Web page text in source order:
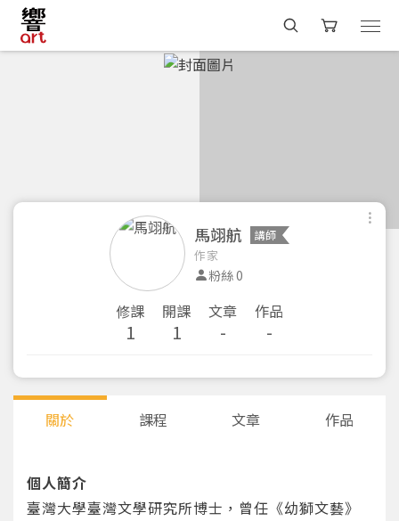
馬翊航 講師
作家
粉絲 0
修課
1
開課
1
文章
-
作品
-
關於 課程 文章 作品
個人簡介
臺灣大學臺灣文學研究所博士，曾任《幼獅文藝》